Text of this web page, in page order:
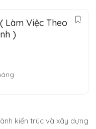
Làm Việc Theo
)
kiến trúc và xây dựng